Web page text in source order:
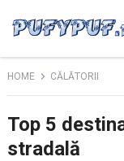
HOME CĂLĂTORII
Top 5
stradală